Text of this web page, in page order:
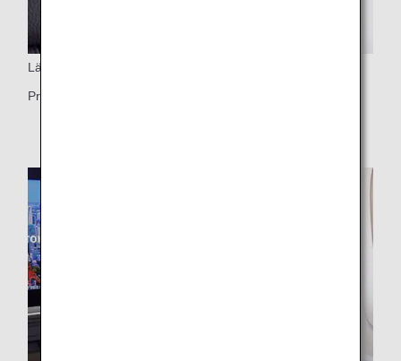
Läslampa
Praktisk läslampa